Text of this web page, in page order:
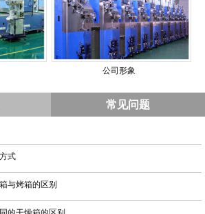
公司形象
常见问题
式
与烤箱的区别